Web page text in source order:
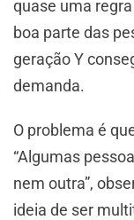
quase uma
boa parte das
geração Y
demanda.
O problema é
“Algumas
nem outra”,
ideia de ser